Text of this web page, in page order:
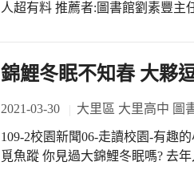
人超有料 推薦者:圖書館劉素豐主任 書名：國學潮人誌，古人超有料 作者：宋怡蕙
來面對。國文課本上那些文謅謅
題率最高的名家之作，卻仍然讓學生感到頭痛不已。
的教學經驗、專業國學知識及風
子。他是地表最強的國際學校總裁，教師界的網紅
了初試啼聲的童子試之外，往後
錦鯉冬眠不知春 大夥
2021-03-30 大里區 大里高中 圖
109-2校園新聞06-走讀校園-有趣的小生物-冬眠不
覓魚蹤 你見過大錦鯉冬眠嗎? 去年入冬後，環保池裡的烏龜(大樹)、錦鯉(灰灰)忽告